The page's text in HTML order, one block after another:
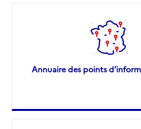
Annuaire des points